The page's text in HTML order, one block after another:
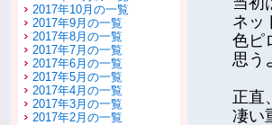
2017年10月の一覧
2017年9月の一覧
2017年8月の一覧
2017年7月の一覧
2017年6月の一覧
2017年5月の一覧
2017年4月の一覧
2017年3月の一覧
2017年2月の一覧
ネッ
色ピ
思う
正直
凄い